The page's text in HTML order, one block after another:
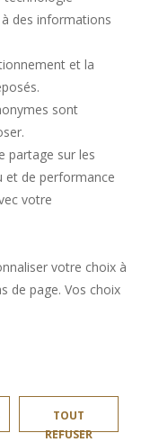
?
et nos
la
✖
des informations
et la
sont
partage sur les
et de performance
votre
votre choix à
de page. Vos choix
TOUT
REFUSER